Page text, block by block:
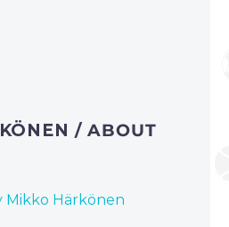
/ ABOUT
Mikko Härkönen